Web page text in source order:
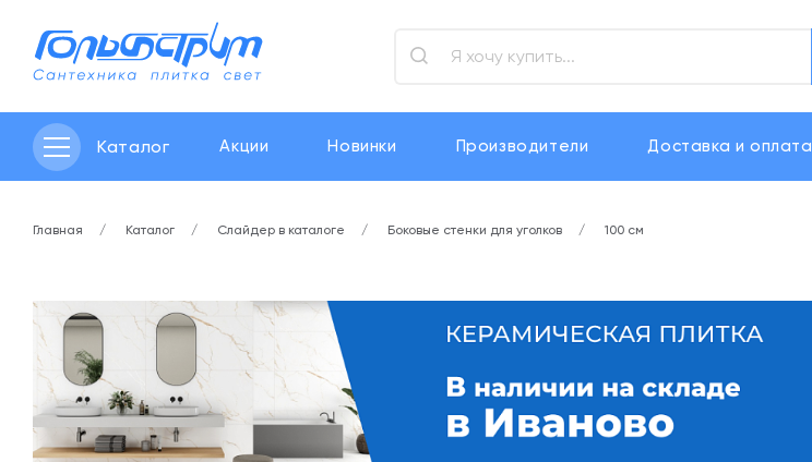
Каталог Акции Новинки Производители Доставка и оплата
Главная Каталог Слайдер в каталоге Боковые стенки для уголков 100 см